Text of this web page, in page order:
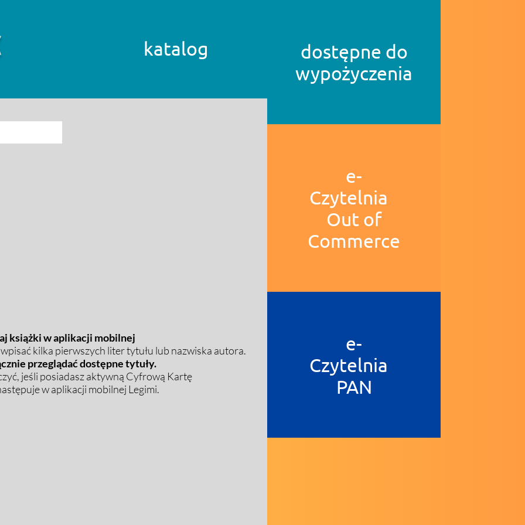
katalog
książki w aplikacji mobilnej
kilka pierwszych liter tytułu lub nazwiska autora.
przeglądać dostępne tytuły.
jeśli posiadasz aktywną Cyfrową Kartę
w aplikacji mobilnej Legimi.
dostępne do
wypożyczenia
e-
Czytelnia
Out of
Commerce
e-
Czytelnia
PAN